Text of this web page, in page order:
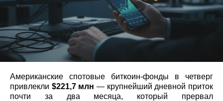
Американские спотовые биткоин-фонды в четверг
привлекли $221,7 млн — крупнейший дневной приток
почти за два месяца, который прервал